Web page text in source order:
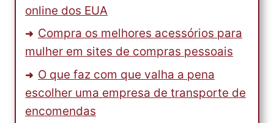
online dos EUA
Compra os melhores acessórios para
mulher em sites de compras pessoais
O que faz com que valha a pena
escolher uma empresa de transporte de
encomendas